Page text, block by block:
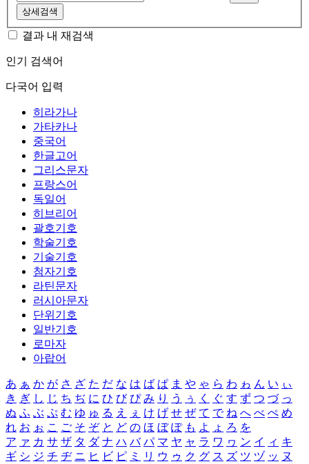
상세검색
결과 내 재검색
인기 검색어
다국어 입력
히라가나
가타카나
중국어
한글고어
그리스문자
프랑스어
독일어
히브리어
괄호기호
학술기호
기술기호
첨자기호
라틴문자
러시아문자
단위기호
일반기호
로마자
아랍어
あ ぁ か が さ ざ た だ な は ば ぱ ま や ゃ ら わ ゎ ん い ぃ
き ぎ し じ ち ぢ に ひ び ぴ み り う ぅ く ぐ す ず つ づ っ
ぬ ふ ぶ ぷ む ゆ ゅ る え ぇ け げ せ ぜ て で ね へ べ ぺ め
れ お ぉ こ ご そ ぞ と ど の ほ ぼ ぽ も よ ょ ろ を
ア ァ カ サ ザ タ ダ ナ ハ バ パ マ ヤ ャ ラ ワ ヮ ン イ ィ キ
ギ シ ジ チ ヂ ニ ヒ ビ ピ ミ リ ウ ゥ ク グ ス ズ ツ ヅ ッ ヌ